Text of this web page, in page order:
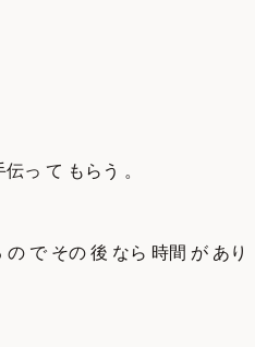
っ て もらう 。
で その 後 なら 時間 が あり